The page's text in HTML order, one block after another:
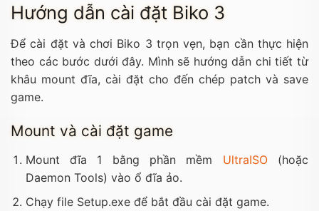
Hướng dẫn cài đặt Biko 3
Để cài đặt và chơi Biko 3 trọn vẹn, bạn cần thực hiện
theo các bước dưới đây. Mình sẽ hướng dẫn chi tiết từ
khâu mount đĩa, cài đặt cho đến chép patch và save
game.
Mount và cài đặt game
Mount đĩa 1 bằng phần mềm UltraISO(hoặc
Daemon Tools) vào ổ đĩa ảo.
Chạy file Setup.exe để bắt đầu cài đặt game.